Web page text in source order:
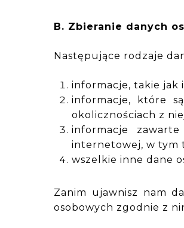
B. Zbieranie danych
Następujące rodzaje
informacje, takie jak
informacje, które
okolicznościach z
informacje
internetowej, w tym
wszelkie inne dane
Zanim ujawnisz nam
osobowych zgodnie z